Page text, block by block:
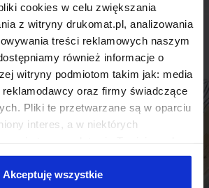
cookies w celu zwiększania
z witryny drukomat.pl, analizowania
treści reklamowych naszym
również informacje o
witryny podmiotom takim jak: media
reklamodawcy oraz firmy świadczące
Pliki te przetwarzane są w oparciu
interes, a w niektórych
dostarczane i przetwarzane są
partnerów, z których listą
Akceptuję wszystkie